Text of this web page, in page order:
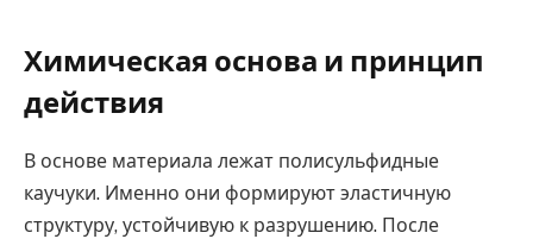
Химическая основа и принцип
действия
В основе материала лежат полисульфидные
каучуки. Именно они формируют эластичную
структуру, устойчивую к разрушению. После